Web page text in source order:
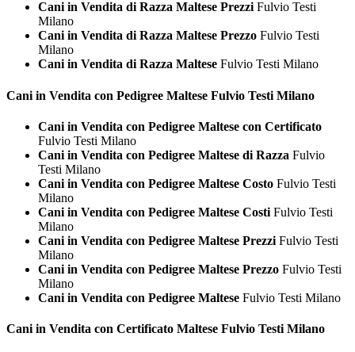
Cani in Vendita di Razza Maltese PrezziFulvio Testi
Milano
Cani in Vendita di Razza Maltese Prezzo Fulvio Testi
Milano
Cani in Vendita di Razza Maltese Fulvio Testi Milano
Cani in Vendita con Pedigree Maltese Fulvio Testi Milano
Cani in Vendita con Pedigree Maltese con Certificato
Fulvio Testi Milano
Cani in Vendita con Pedigree Maltese di Razza Fulvio
Testi Milano
Cani in Vendita con Pedigree Maltese Costo Fulvio Testi
Milano
Cani in Vendita con Pedigree Maltese Costi Fulvio Testi
Milano
Cani in Vendita con Pedigree Maltese Prezzi Fulvio Testi
Milano
Cani in Vendita con Pedigree Maltese Prezzo Fulvio Testi
Milano
Cani in Vendita con Pedigree Maltese Fulvio Testi Milano
Cani in Vendita con Certificato Maltese Fulvio Testi Milano